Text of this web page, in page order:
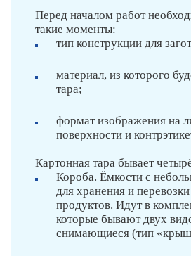
Перед началом работ
такие моменты:
тип конструкции для
материал, из которого
тара;
формат изображения на
поверхности и
Картонная тара бывает
Короба. Ёмкости с
для хранения и
продуктов. Идут в
которые бывают двух
снимающиеся (тип